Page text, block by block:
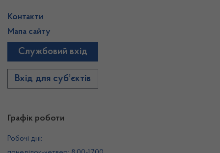
Графік роботи
Робочі дні:
Контакти
Мапа сайту
Службовий вхід
Вхід для суб’єктів